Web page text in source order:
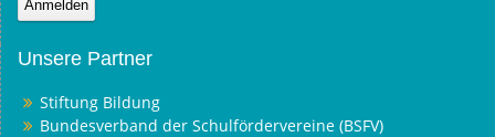
Unsere Partner
Stiftung Bildung
Bundesverband der Schulfördervereine (BSFV)